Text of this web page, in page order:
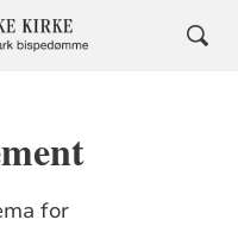
for